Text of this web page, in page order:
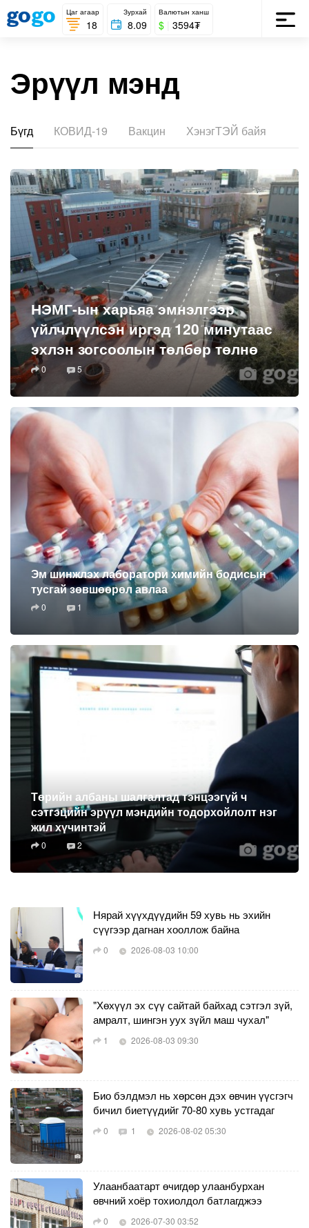
Цаг агаар
18
Зурхай
8.09
Валютын ханш
$ 3594₮
Эрүүл мэнд
Бүгд КОВИД-19 Вакцин ХэнэгТЭЙ байя
НЭМГ-ын харьяа эмнэлгээр
үйлчлүүлсэн иргэд 120 минутаас
эхлэн зогсоолын төлбөр төлнө
0 5
Эм шинжлэх лаборатори химийн бодисын
тусгай зөвшөөрөл авлаа
0 1
Төрийн албаны шалгалтад тэнцээгүй ч
сэтгэцийн эрүүл мэндийн тодорхойлолт нэг
жил хүчинтэй
0 2
Нярай хүүхдүүдийн 59 хувь нь эхийн
сүүгээр дагнан хооллож байна
0 2026-08-03 10:00
"Хөхүүл эх сүү сайтай байхад сэтгэл зүй,
амралт, шингэн уух зүйл маш чухал"
1 2026-08-03 09:30
Био бэлдмэл нь хөрсөн дэх өвчин үүсгэгч
бичил биетүүдийг 70-80 хувь устгадаг
0 1 2026-08-02 05:30
Улаанбаатарт өчигдөр улаанбурхан
өвчний хоёр тохиолдол батлагджээ
0 2026-07-30 03:52